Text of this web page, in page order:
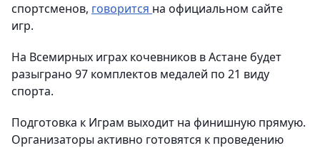
спортсменов, говорится на официальном сайте
игр.
На Всемирных играх кочевников в Астане будет
разыграно 97 комплектов медалей по 21 виду
спорта.
Подготовка к Играм выходит на финишную прямую.
Организаторы активно готовятся к проведению